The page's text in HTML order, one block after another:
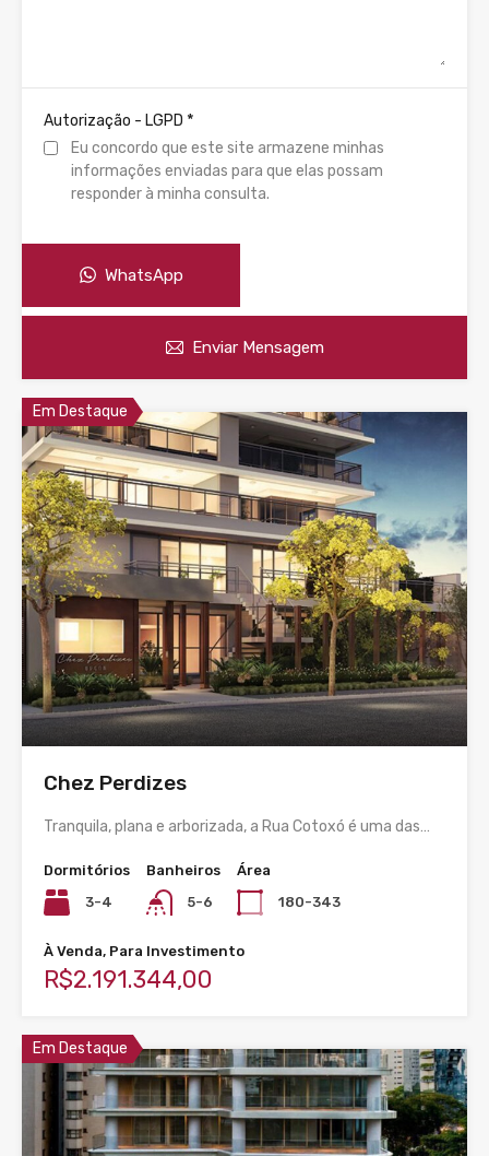
Autorização - LGPD *
Eu concordo que este site armazene minhas
informações enviadas para que elas possam
responder à minha consulta.
WhatsApp
Enviar Mensagem
Em Destaque
Chez Perdizes
Tranquila, plana e arborizada, a Rua Cotoxó é uma das…
Dormitórios
3-4
Banheiros
5-6
Área
180-343
À Venda, Para Investimento
R$2.191.344,00
Em Destaque